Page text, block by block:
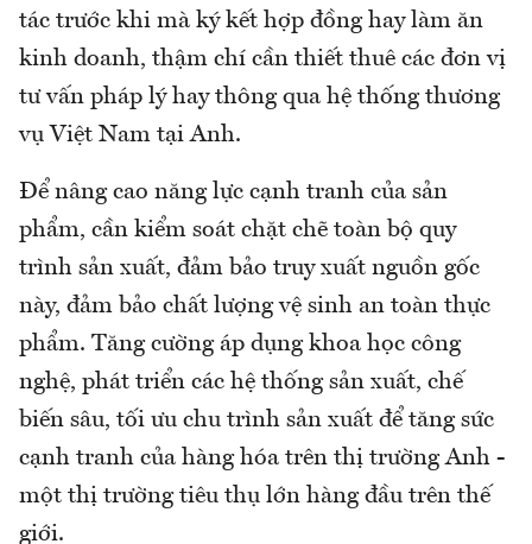
tác trước khi mà ký kết hợp đồng hay làm ăn
kinh doanh, thậm chí cần thiết thuê các đơn vị
tư vấn pháp lý hay thông qua hệ thống thương
vụ Việt Nam tại Anh.
Để nâng cao năng lực cạnh tranh của sản
phẩm, cần kiểm soát chặt chẽ toàn bộ quy
trình sản xuất, đảm bảo truy xuất nguồn gốc
này, đảm bảo chất lượng vệ sinh an toàn thực
phẩm. Tăng cường áp dụng khoa học công
nghệ, phát triển các hệ thống sản xuất, chế
biến sâu, tối ưu chu trình sản xuất để tăng sức
cạnh tranh của hàng hóa trên thị trường Anh -
một thị trường tiêu thụ lớn hàng đầu trên thế
giới.